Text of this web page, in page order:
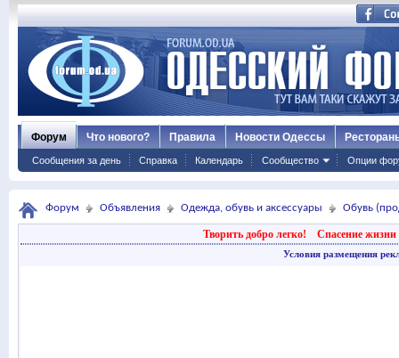
Форум
Сообщения за день Справка Календарь Сообщество Опции
Что нового? Правила Новости Одессы
Форум Объявления Одежда, обувь и аксессуары Обувь
Творить добро легко! Спасение жизни
Условия размещения